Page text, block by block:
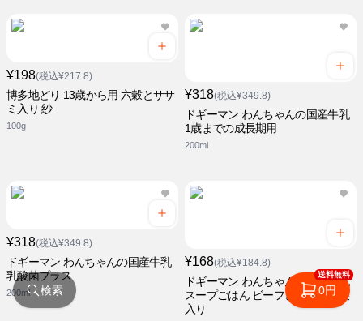
¥198(税込¥217.8)
博多地どり 13歳から用 六穀とササ
ミ入り 紗
100g
¥318(税込¥349.8)
ドギーマン わんちゃんの国産牛乳
1歳までの成長期用
200ml
¥318(税込¥349.8)
ドギーマン わんちゃんの国産牛乳
乳酸菌プラス
200ml
¥168(税込¥184.8)
ドギーマン わんちゃんの国産牛乳
スープごはん ビーフと緑黄色野菜
入り
検索
送料無料
0円